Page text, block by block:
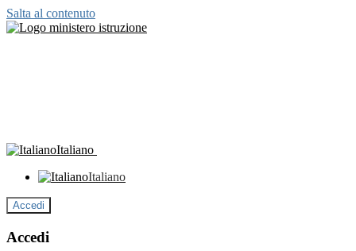
Salta al contenuto
Italiano
Italiano
Accedi
Accedi